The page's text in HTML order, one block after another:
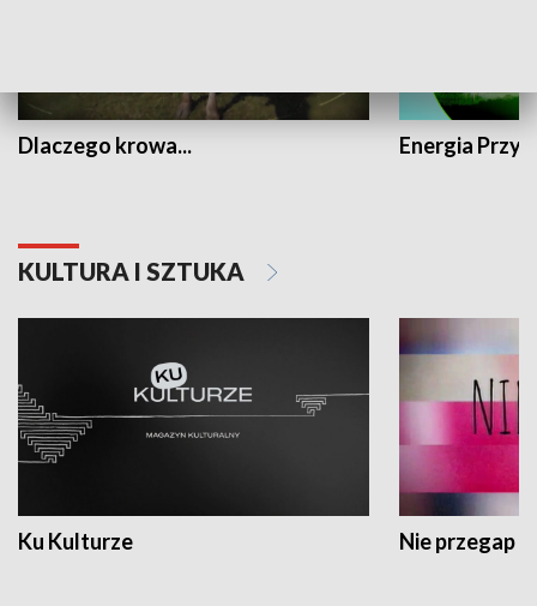
Dlaczego krowa... Energia
KULTURA I SZTUKA
Ku Kulturze Nie przegap